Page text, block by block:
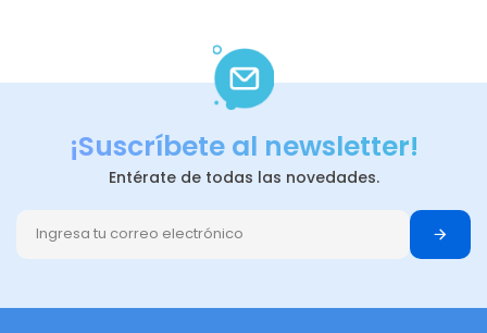
¡Suscríbete al newsletter!
Entérate de todas las novedades.